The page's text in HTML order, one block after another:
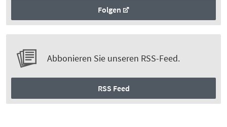
Folgen
Abbonieren Sie unseren RSS-Feed.
RSS Feed